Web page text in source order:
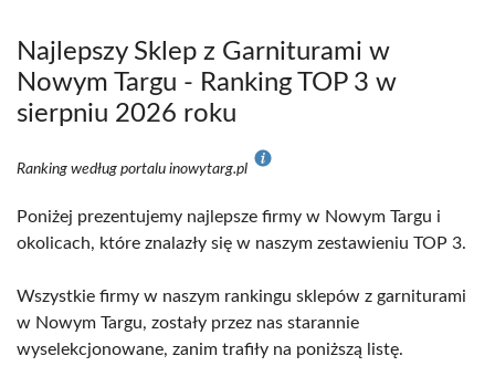
Najlepszy Sklep z Garniturami w
Nowym Targu - Ranking TOP 3 w
sierpniu 2026 roku
Ranking według portalu inowytarg.pl
Poniżej prezentujemy najlepsze firmy w Nowym Targu i
okolicach, które znalazły się w naszym zestawieniu TOP 3.
Wszystkie firmy w naszym rankingu sklepów z garniturami
w Nowym Targu, zostały przez nas starannie
wyselekcjonowane, zanim trafiły na poniższą listę.